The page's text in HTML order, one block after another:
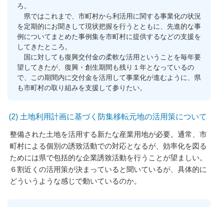
ろ。
県ではこれまで、市町村から利活用に関する事業化の状況
を定期的にお聞きして現状把握を行うとともに、先進的な事
例についてまとめた事例集を市町村に提供するなどの支援を
してきたところ。
国に対しても復興交付金の柔軟な活用ということを毎年要
望してきたが、復興・創生期間も残り１年となっているの
で、この期間内に交付金を活用して事業化が進むように、県
も市町村の取り組みを支援して参りたい。
(2) 土地利用計画に基づく防集移転元地の活用策について
整備された土地を活用する新たな産業用地が必要。通常、市
町村による個別の誘致活動での対応となるが、効率化を図る
ためには県で包括的な企業誘致活動を行うことが望ましい。
６割近くの活用策が決まっていると聞いているが、具体的に
どういうような感じで動いているのか。